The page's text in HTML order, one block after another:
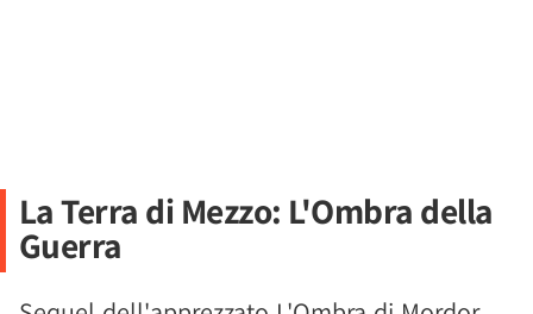
La Terra di Mezzo: L'Ombra della
Guerra